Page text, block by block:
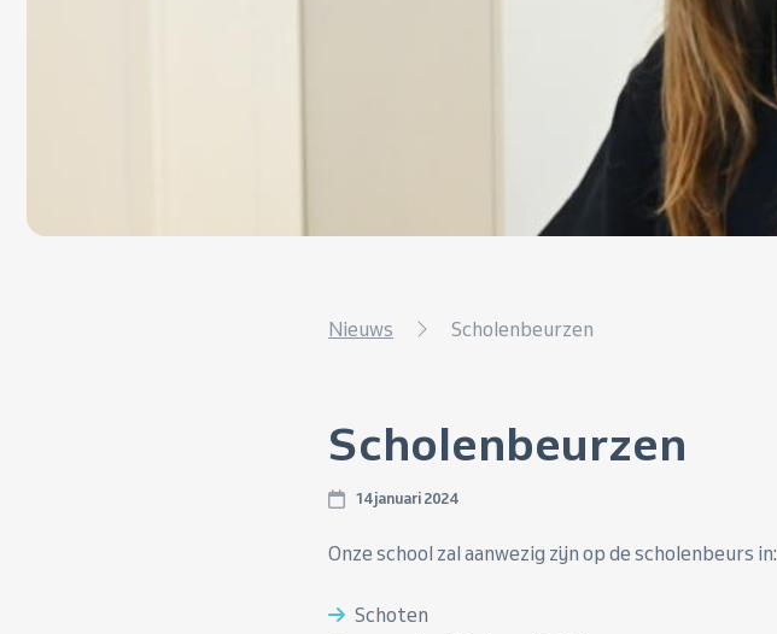
Nieuws Scholenbeurzen
Scholenbeurzen
14 januari 2024
Onze school zal aanwezig zijn op de scholenbeurs in:
Schoten